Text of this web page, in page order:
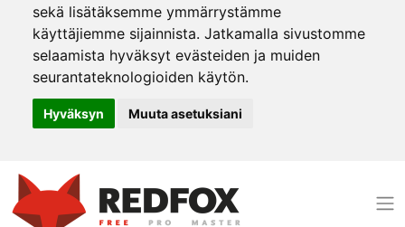
sekä lisätäksemme ymmärrystämme
käyttäjiemme sijainnista. Jatkamalla sivustomme
selaamista hyväksyt evästeiden ja muiden
seurantateknologioiden käytön.
Hyväksyn Muuta asetuksiani